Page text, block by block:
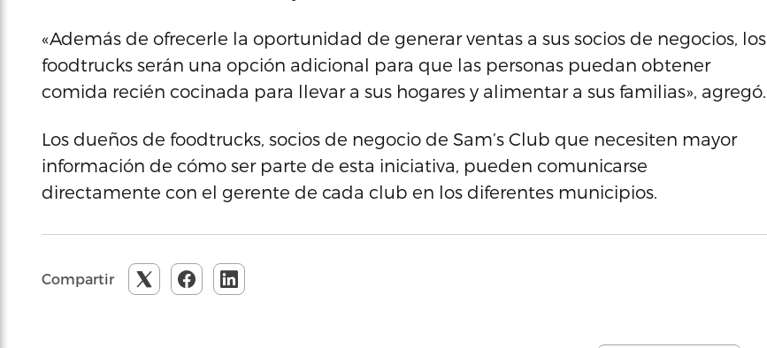
«Además de ofrecerle la oportunidad de generar ventas a sus socios de negocios, los
foodtrucks serán una opción adicional para que las personas puedan obtener
comida recién cocinada para llevar a sus hogares y alimentar a sus familias», agregó.
Los dueños de foodtrucks, socios de negocio de Sam’s Club que necesiten mayor
información de cómo ser parte de esta iniciativa, pueden comunicarse
directamente con el gerente de cada club en los diferentes municipios.
Compartir